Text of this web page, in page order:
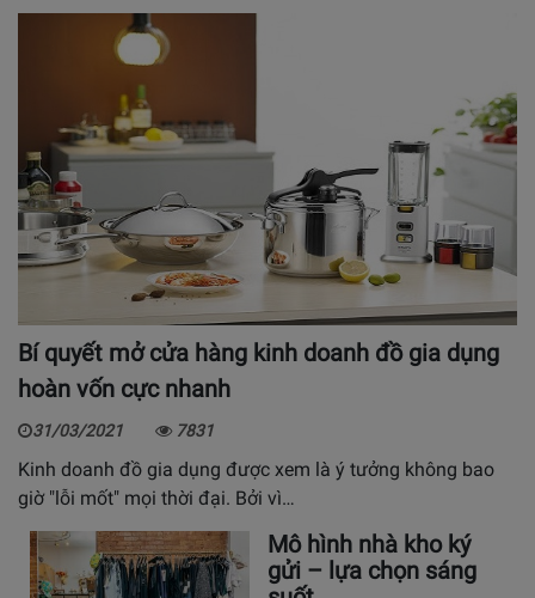
Bí quyết mở cửa hàng kinh doanh đồ gia dụng
hoàn vốn cực nhanh
31/03/2021 7831
Kinh doanh đồ gia dụng được xem là ý tưởng không bao
giờ "lỗi mốt" mọi thời đại. Bởi vì…
Mô hình nhà kho ký
gửi – lựa chọn sáng